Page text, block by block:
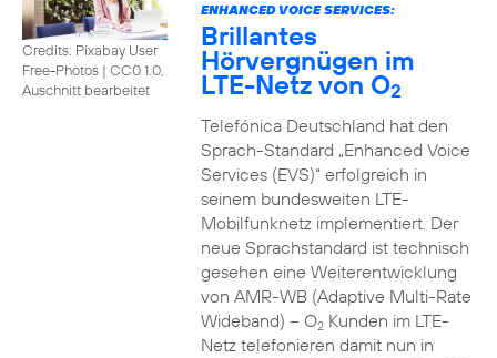
Credits: Pixabay User
Free-Photos | CC0 1.0,
Auschnitt bearbeitet
ENHANCED VOICE SERVICES:
Brillantes
Hörvergnügen im
LTE-Netz von O2
Telefónica Deutschland hat den
Sprach-Standard „Enhanced Voice
Services (EVS)“ erfolgreich in
seinem bundesweiten LTE-
Mobilfunknetz implementiert. Der
neue Sprachstandard ist technisch
gesehen eine Weiterentwicklung
von AMR-WB (Adaptive Multi-Rate
Wideband) – O2Kunden im LTE-
Netz telefonieren damit nun in